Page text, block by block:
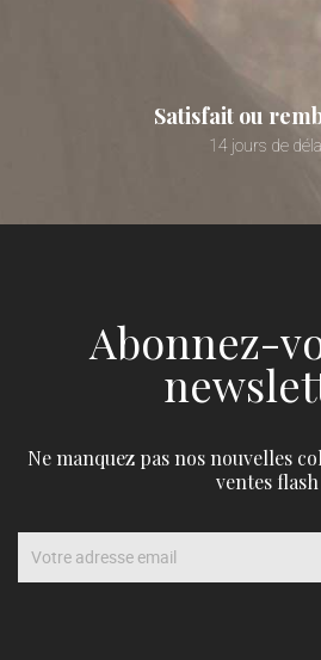
Satisfait ou
14 jours de
Abonnez-
Ne manquez pas nos nouvelles
ventes flash